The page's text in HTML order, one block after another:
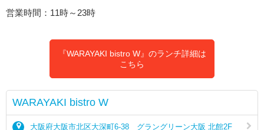
営業時間：11時～23時
『WARAYAKI bistro W』のランチ詳細は
こちら
WARAYAKI bistro W
大阪府大阪市北区大深町6-38 グラングリーン大阪 北館2F